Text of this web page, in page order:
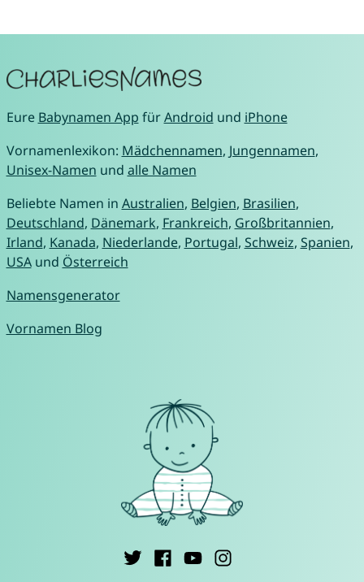
Eure Babynamen App fürAndroid und iPhone
Vornamenlexikon: Mädchennamen, Jungennamen,
Unisex-Namen und alle Namen
Beliebte Namen in Australien, Belgien, Brasilien,
Deutschland, Dänemark, Frankreich, Großbritannien,
Irland, Kanada, Niederlande, Portugal, Schweiz, Spanien,
USAund Österreich
Namensgenerator
Vornamen Blog